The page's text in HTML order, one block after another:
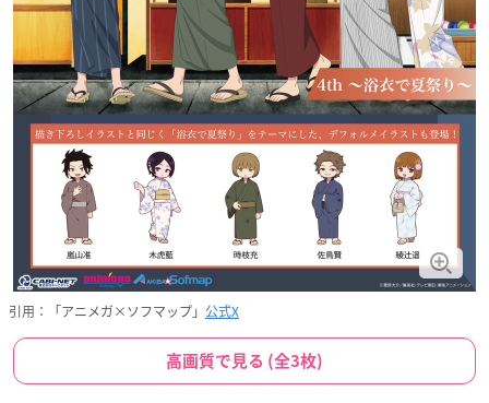
引用：「アニメガ×ソフマップ」 公式X
高画質で見る (全3枚)